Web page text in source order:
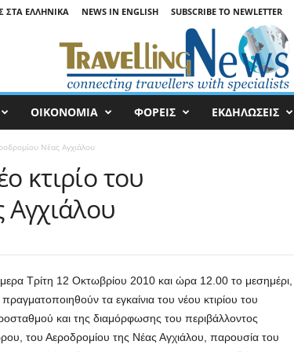
ΣΤΑ ΕΛΛΗΝΙΚΆ NEWS IN ENGLISH SUBSCRIBE TO NEWLETTER
ΟΙΚΟΝΟΜΙΑ ΦΟΡΕΙΣ ΕΚΔΗΛΩΣΕΙΣ
Νέας Αγχιάλου
κτιρίο του
Τρίτη 12 Οκτωβρίου 2010 και ώρα 12.00 το μεσημέρι,
τα εγκαίνια του νέου κτιρίου του
και της διαμόρφωσης του περιβάλλοντος
του Αεροδρομίου της Νέας Αγχιάλου, παρουσία του